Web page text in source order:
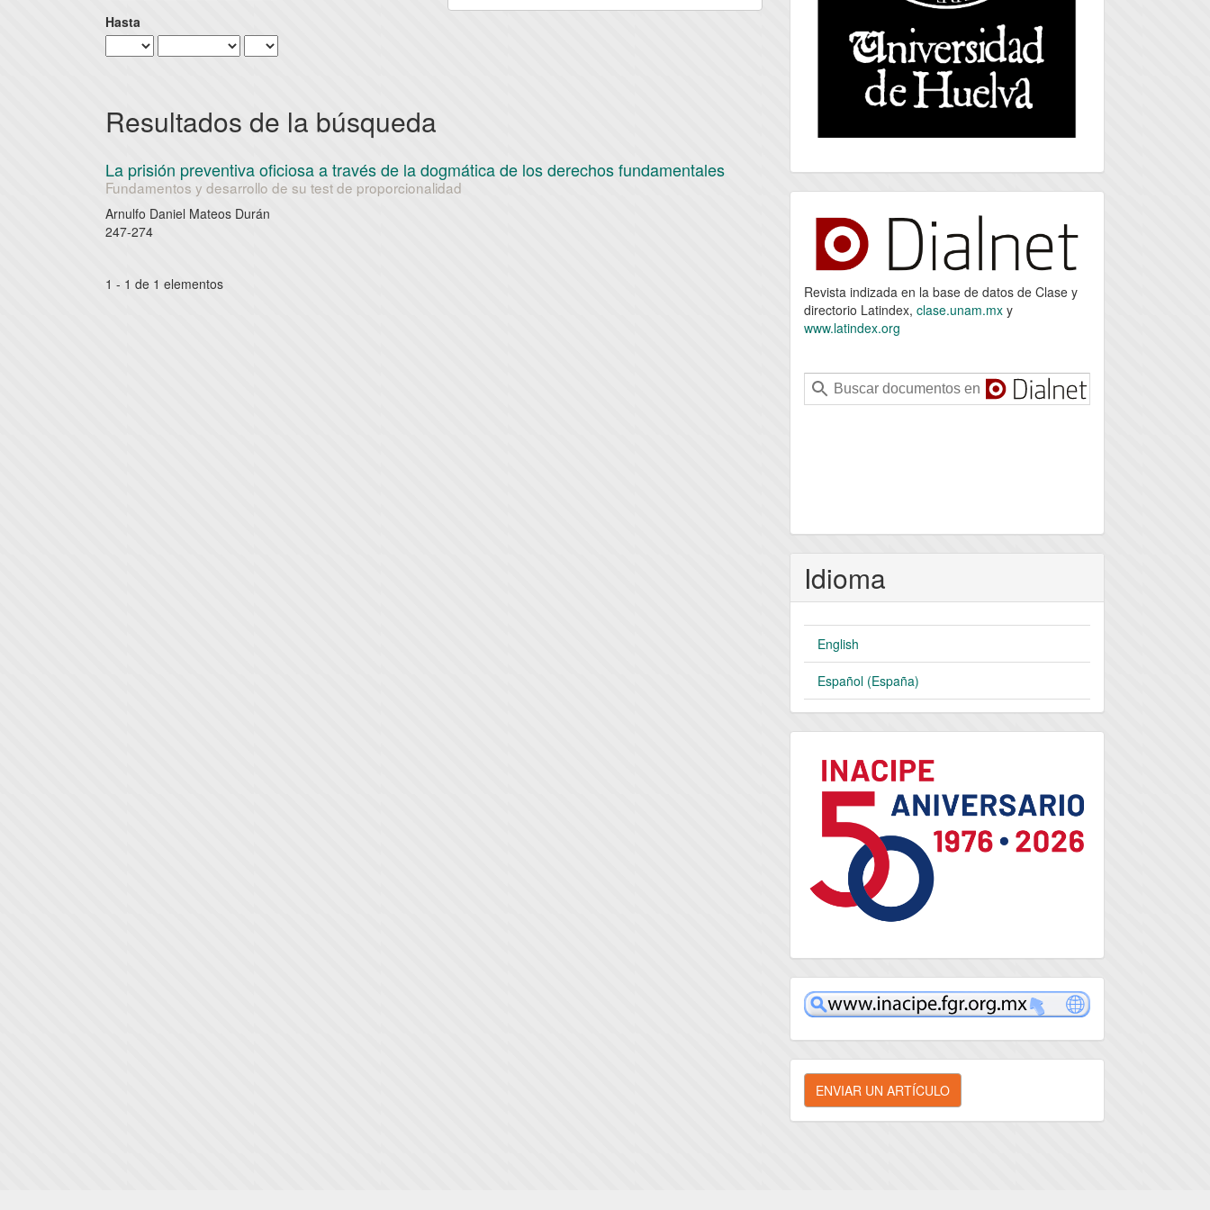
Hasta
Resultados de la búsqueda
La prisión preventiva oficiosa a través de la dogmática de los derechos fundamentales
Fundamentos y desarrollo de su test de proporcionalidad
Arnulfo Daniel Mateos Durán
247-274
1 - 1 de 1 elementos
index
Revista indizada en la base de datos de Clase y
directorio Latindex, clase.unam.mx y
www.latindex.org
Idioma
English
Español (España)
logo
inacipe
Enviar
un
artículo
ENVIAR UN ARTÍCULO